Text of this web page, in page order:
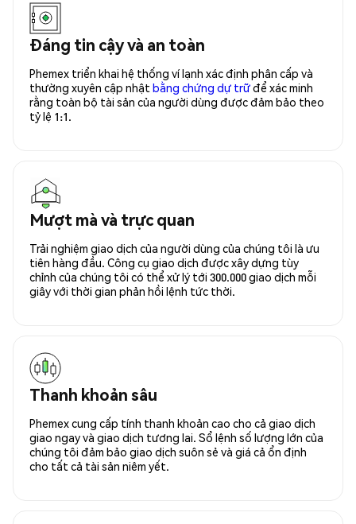
Đáng tin cậy và an toàn
Phemex triển khai hệ thống ví lạnh xác định phân cấp và
thường xuyên cập nhật bằng chứng dự trữđể xác minh
rằng toàn bộ tài sản của người dùng được đảm bảo theo
tỷ lệ 1:1.
Mượt mà và trực quan
Trải nghiệm giao dịch của người dùng của chúng tôi là ưu
tiên hàng đầu. Công cụ giao dịch được xây dựng tùy
chỉnh của chúng tôi có thể xử lý tới 300.000 giao dịch mỗi
giây với thời gian phản hồi lệnh tức thời.
Thanh khoản sâu
Phemex cung cấp tính thanh khoản cao cho cả giao dịch
giao ngay và giao dịch tương lai. Sổ lệnh số lượng lớn của
chúng tôi đảm bảo giao dịch suôn sẻ và giá cả ổn định
cho tất cả tài sản niêm yết.